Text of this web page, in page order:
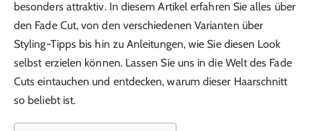
besonders attraktiv. In diesem Artikel erfahren Sie alles über
den Fade Cut, von den verschiedenen Varianten über
Styling-Tipps bis hin zu Anleitungen, wie Sie diesen Look
selbst erzielen können. Lassen Sie uns in die Welt des Fade
Cuts eintauchen und entdecken, warum dieser Haarschnitt
so beliebt ist.